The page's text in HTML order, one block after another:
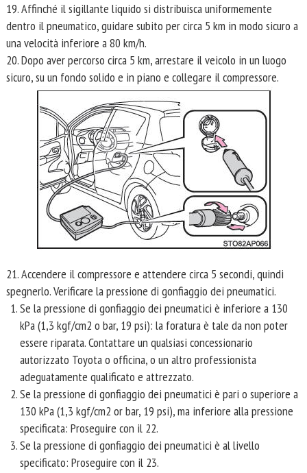
19. Affinché il sigillante liquido si distribuisca uniformemente
dentro il pneumatico, guidare subito per circa 5 km in modo sicuro a
una velocità inferiore a 80 km/h.
20. Dopo aver percorso circa 5 km, arrestare il veicolo in un luogo
sicuro, su un fondo solido e in piano e collegare il compressore.
21. Accendere il compressore e attendere circa 5 secondi, quindi
spegnerlo. Verificare la pressione di gonfiaggio dei pneumatici.
Se la pressione di gonfiaggio dei pneumatici è inferiore a 130
kPa (1,3 kgf/cm2 o bar, 19 psi): la foratura è tale da non poter
essere riparata. Contattare un qualsiasi concessionario
autorizzato Toyota o officina, o un altro professionista
adeguatamente qualificato e attrezzato.
Se la pressione di gonfiaggio dei pneumatici è pari o superiore a
130 kPa (1,3 kgf/cm2 or bar, 19 psi), ma inferiore alla pressione
specificata: Proseguire con il 22.
Se la pressione di gonfiaggio dei pneumatici è al livello
specificato: Proseguire con il 23.